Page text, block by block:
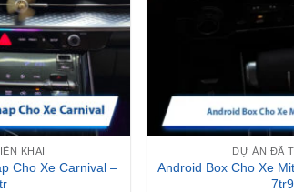
KHAI
Cho Xe Carnival –
DỰ ÁN ĐÃ
Android Box Cho Xe